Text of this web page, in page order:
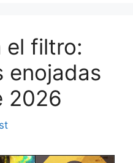
el filtro:
enojadas
2026